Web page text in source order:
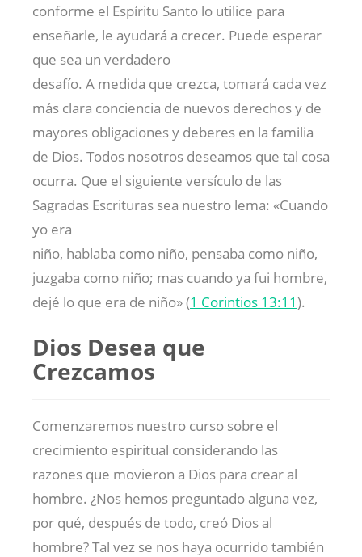
conforme el Espíritu Santo lo utilice para
enseñarle, le ayudará a crecer. Puede esperar
que sea un verdadero
desafío. A medida que crezca, tomará cada vez
más clara conciencia de nuevos derechos y de
mayores obligaciones y deberes en la familia
de Dios. Todos nosotros deseamos que tal cosa
ocurra. Que el siguiente versículo de las
Sagradas Escrituras sea nuestro lema: «Cuando
yo era
niño, hablaba como niño, pensaba como niño,
juzgaba como niño; mas cuando ya fui hombre,
dejé lo que era de niño» (1 Corintios 13:11).
Dios Desea que
Crezcamos
Comenzaremos nuestro curso sobre el
crecimiento espiritual considerando las
razones que movieron a Dios para crear al
hombre. ¿Nos hemos preguntado alguna vez,
por qué, después de todo, creó Dios al
hombre? Tal vez se nos haya ocurrido también